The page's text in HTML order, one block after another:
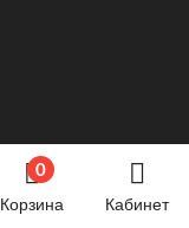
0
Корзина Кабинет